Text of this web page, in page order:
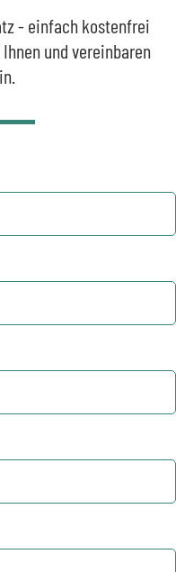
- einfach kostenfrei
und vereinbaren